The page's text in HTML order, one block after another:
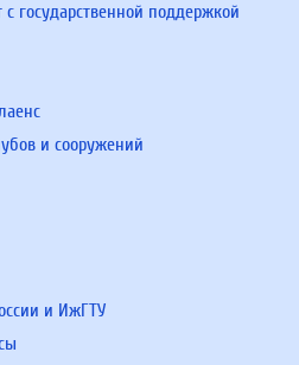
государственной поддержкой
и сооружений
и ИжГТУ